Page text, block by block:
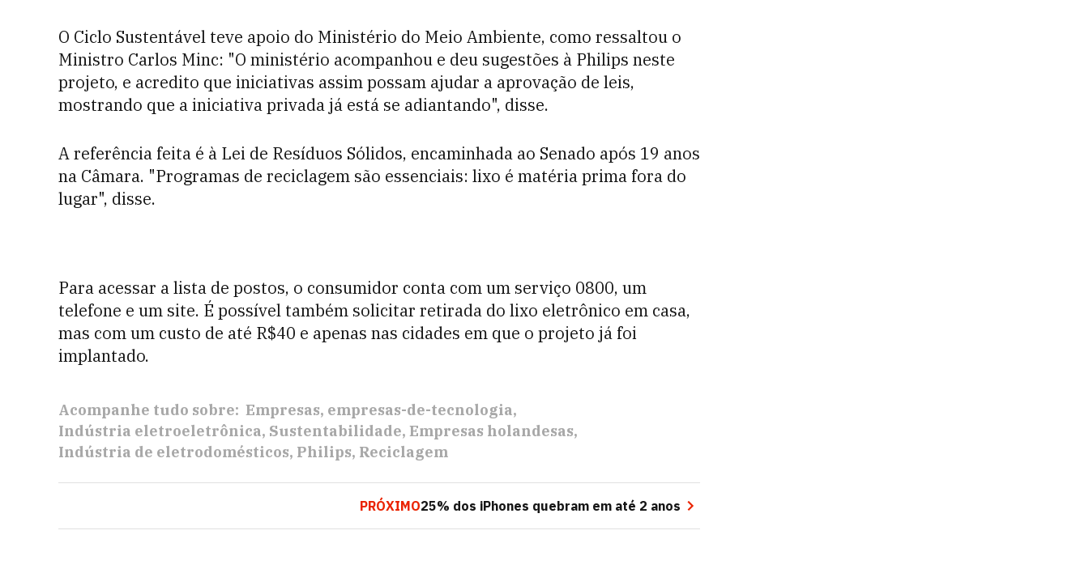
O Ciclo Sustentável teve apoio do Ministério do Meio Ambiente, como ressaltou o
Ministro Carlos Minc: "O ministério acompanhou e deu sugestões à Philips neste
projeto, e acredito que iniciativas assim possam ajudar a aprovação de leis,
mostrando que a iniciativa privada já está se adiantando", disse.
A referência feita é à Lei de Resíduos Sólidos, encaminhada ao Senado após 19 anos
na Câmara. "Programas de reciclagem são essenciais: lixo é matéria prima fora do
lugar", disse.
Para acessar a lista de postos, o consumidor conta com um serviço 0800, um
telefone e um site. É possível também solicitar retirada do lixo eletrônico em casa,
mas com um custo de até R$40 e apenas nas cidades em que o projeto já foi
implantado.
Acompanhe tudo sobre: Empresas empresas-de-tecnologia
Indústria eletroeletrônica Sustentabilidade Empresas holandesas
Indústria de eletrodomésticos Philips Reciclagem
PRÓXIMO25% dos iPhones quebram em até 2 anos